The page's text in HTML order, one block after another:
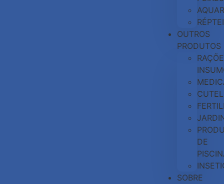
OUTROS
PRODUTOS
DE
SOBRE